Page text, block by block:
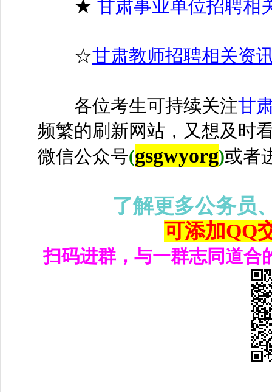
★ 甘肃事业单位招聘相
☆甘肃教师招聘相关资
各位考生可持续关注甘
频繁的刷新网站，又想及时
微信公众号(gsgwyorg)或者
了解更多公务员
可添加QQ
扫码进群，与一群志同道合